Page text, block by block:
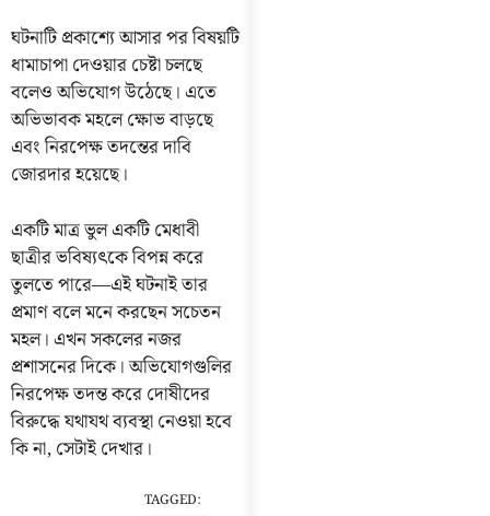
ঘটনাটি প্রকাশ্যে আসার পর বিষয়টি
ধামাচাপা দেওয়ার চেষ্টা চলছে
বলেও অভিযোগ উঠেছে। এতে
অভিভাবক মহলে ক্ষোভ বাড়ছে
এবং নিরপেক্ষ তদন্তের দাবি
জোরদার হয়েছে।
একটি মাত্র ভুল একটি মেধাবী
ছাত্রীর ভবিষ্যৎকে বিপন্ন করে
তুলতে পারে—এই ঘটনাই তার
প্রমাণ বলে মনে করছেন সচেতন
মহল। এখন সকলের নজর
প্রশাসনের দিকে। অভিযোগগুলির
নিরপেক্ষ তদন্ত করে দোষীদের
বিরুদ্ধে যথাযথ ব্যবস্থা নেওয়া হবে
কি না, সেটাই দেখার।
TAGGED: